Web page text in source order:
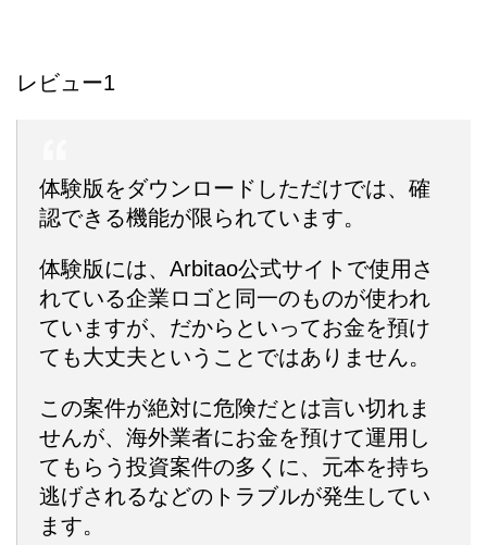
レビュー1
体験版をダウンロードしただけでは、確
認できる機能が限られています。
体験版には、Arbitao公式サイトで使用さ
れている企業ロゴと同一のものが使われ
ていますが、だからといってお金を預け
ても大丈夫ということではありません。
この案件が絶対に危険だとは言い切れま
せんが、海外業者にお金を預けて運用し
てもらう投資案件の多くに、元本を持ち
逃げされるなどのトラブルが発生してい
ます。